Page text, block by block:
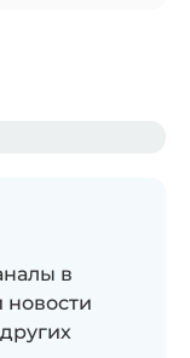
в
новости